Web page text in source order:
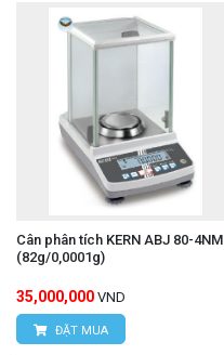
Cân phân tích KERN ABJ 80-4NM
(82g/0,0001g)
35,000,000 VND
ĐẶT MUA